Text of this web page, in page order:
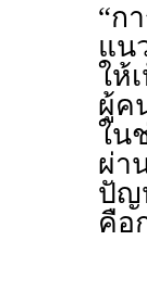
“ก
แน
ให้
ผู้ค
ใน
ผ่า
ปัญ
คือ